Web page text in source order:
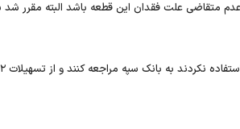
متقاضی علت فقدان این قطعه باشد البته مقرر شد